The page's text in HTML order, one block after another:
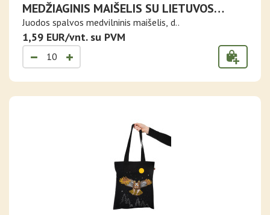
MEDŽIAGINIS MAIŠELIS SU LIETUVOS
ŽEMĖLAPIU
Juodos spalvos medvilninis maišelis, d..
1,59 EUR/vnt. su PVM